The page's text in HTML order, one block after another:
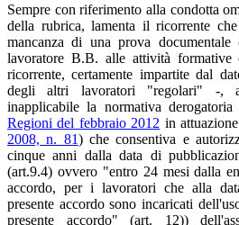
Sempre con riferimento alla condotta
della rubrica, lamenta il ricorrente
mancanza di una prova
lavoratore B.B. alle attività
ricorrente, certamente impartite dal
degli altri lavoratori "regolari" -,
inapplicabile la normativa derogatoria
Regioni del febbraio 2012 in
2008, n. 81) che consentiva e
cinque anni dalla data di
(art.9.4) ovvero "entro 24 mesi dalla
accordo, per i lavoratori che alla
presente accordo sono incaricati
presente accordo" (art. 12))